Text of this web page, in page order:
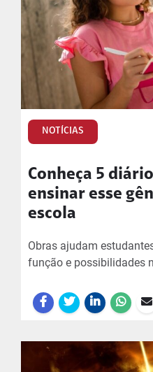
NOTÍCIAS
Conheça 5
ensinar esse
escola
Obras ajudam
função e possibilidades